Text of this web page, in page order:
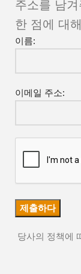
주소를 남
한 점에 대
이름:
이메일 주소:
당사의 정책에